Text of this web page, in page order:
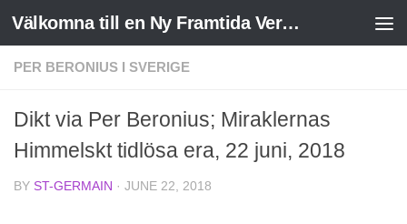
Skip to content Välkomna till en Ny Framtida Verklighet
PER BERONIUS I SVERIGE
Dikt via Per Beronius; Miraklernas
Himmelskt tidlösa era, 22 juni, 2018
BY ST-GERMAIN · JUNE 22, 2018